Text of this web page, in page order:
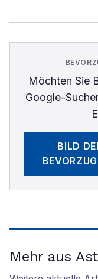
Möchten Sie
Google-
BILD
Mehr aus